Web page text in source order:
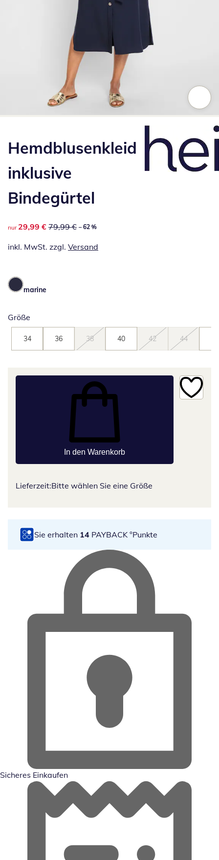
Hemdblusenkleid
inklusive
Bindegürtel
reduzierter Preis 29,99 €, vorheriger Preis: 79,99 €
nur 29,99 € 79,99 € – 62 %
inkl. MwSt. zzgl. Versand
marine
Größe
34 36 38 40 42 44
In den Warenkorb
Lieferzeit:Bitte wählen Sie eine Größe
Sie erhalten 14 PAYBACK °Punkte
Sicheres Einkaufen